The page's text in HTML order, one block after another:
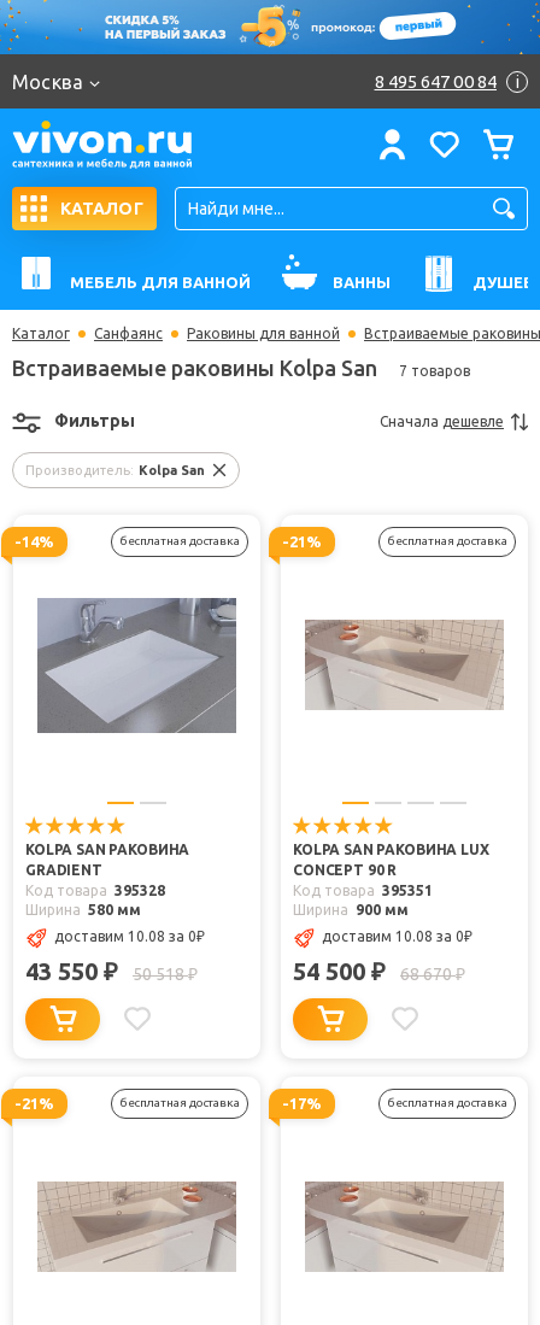
Москва 8 495 647 00 84 i
КАТАЛОГ
МЕБЕЛЬ ДЛЯ ВАННОЙ ВАННЫ
Каталог Санфаянс Раковины для ванной Встраиваемые раковины
Встраиваемые раковины Kolpa San 7 товаров
Производитель: Kolpa San
Фильтры Сначала дешевле
-14% бесплатная доставка
KOLPA SAN РАКОВИНА
GRADIENT
Код товара 395328
Ширина 580 мм
доставим 10.08 за 0₽
43 550 ₽ 50 518₽
-21% бесплатная доставка
KOLPA SAN РАКОВИНА LUX
CONCEPT 90 R
Код товара 395351
Ширина
900 мм
доставим 10.08 за 0₽
54 500 ₽ 68 670₽
-21% бесплатная доставка -17% бесплатная доставка